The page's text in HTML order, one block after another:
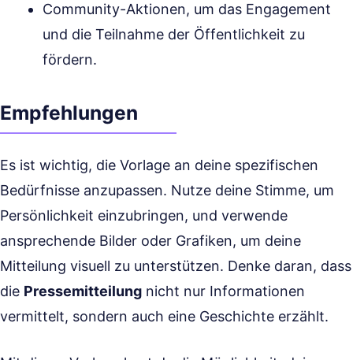
Community-Aktionen, um das Engagement
und die Teilnahme der Öffentlichkeit zu
fördern.
Empfehlungen
Es ist wichtig, die Vorlage an deine spezifischen
Bedürfnisse anzupassen. Nutze deine Stimme, um
Persönlichkeit einzubringen, und verwende
ansprechende Bilder oder Grafiken, um deine
Mitteilung visuell zu unterstützen. Denke daran, dass
die Pressemitteilung nicht nur Informationen
vermittelt, sondern auch eine Geschichte erzählt.